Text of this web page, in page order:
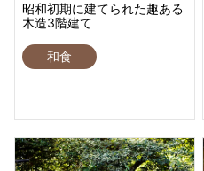
昭和初期に建てられた趣ある
木造3階建て
和食